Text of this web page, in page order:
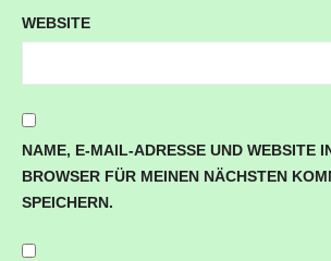
WEBSITE
NAME, E-MAIL-ADRESSE UND WEBSITE
BROWSER FÜR MEINEN NÄCHSTEN
SPEICHERN.